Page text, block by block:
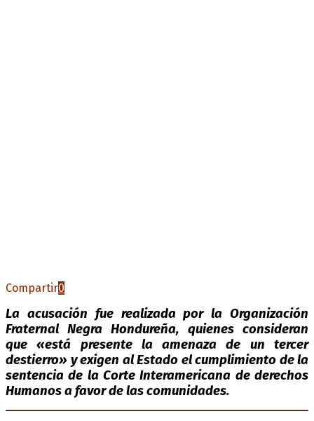
Compartir0
La acusación fue realizada por la Organización
Fraternal Negra Hondureña, quienes consideran
que «está presente la amenaza de un tercer
destierro» y exigen al Estado el cumplimiento de la
sentencia de la Corte Interamericana de derechos
Humanos a favor de las comunidades.